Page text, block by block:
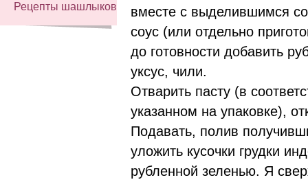
Рецепты шашлыков
вместе с выделившимся
соус (или отдельно
до готовности добавить
уксус, чили.
Отварить пасту (в
указанном на упаковке),
Подавать, полив
уложить кусочки грудки
рубленной зеленью. Я